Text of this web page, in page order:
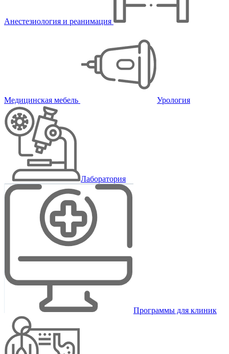
Анестезиология и реанимация
Медицинская мебель Урология
Лаборатория
Программы для клиник